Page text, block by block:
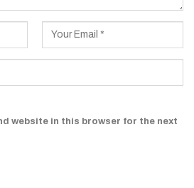
website in this browser for the next